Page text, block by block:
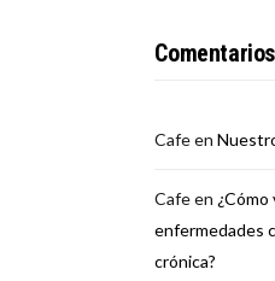
Cafeen
Cafeen ¿Cómo
enfermedades
crónica?